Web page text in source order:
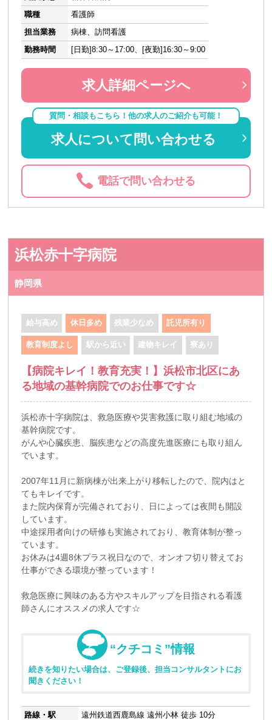
職種
看護師
担当業務
病棟、訪問看護
勤務時間
[日勤]8:30～17:00、[夜勤]16:30～9:00
求人詳細ページへ
質問・相談もこちら！他の求人のご紹介も可能！
求人について問い合わせる
電話で問い合わせる
浜松赤十字病院
静岡県
給与高め 休日多め 残業少なめ 託児所有り
教育制度よし 駅から近い 建物キレイ 寮あり
【病院キレイ！教育充実！】浜松市北区にあ
る地域の基幹病院でのお仕事です☆
浜松赤十字病院は、救急医療や災害救護に取り組む地域の
基幹病院です。
がんや心臓疾患、脳疾患などの高度先進医療にも取り組ん
でいます。
2007年11月に新病棟が出来上がり移転したので、院内はと
てもキレイです。
また院内保育が完備されており、日によっては夜間も開設
しています。
中途採用者向けの研修も実施されており、教育体制が整っ
ています。
お休みは4週8休プラス祝日なので、オンオフ切り替えてお
仕事ができる環境が整っています！
救急医療に興味のある方やスキルアップを目指される看護
師さんにオススメの求人です☆
“クチコミ”情報
続きを知りたい場合は、ご登録後、担当コンサルタントにお
聞きください！
路線・駅
遠州鉄道西鹿島線 遠州小林 徒歩 10分